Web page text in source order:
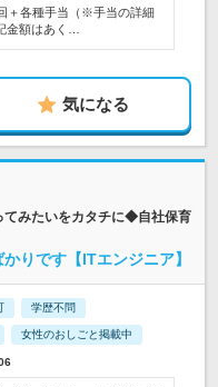
＋各種手当（※手当の詳細
金額はあく…
気になる
みたいをカタチに◆自社保育
りです【ITエンジニア】
学歴不問
女性のおしごと掲載中